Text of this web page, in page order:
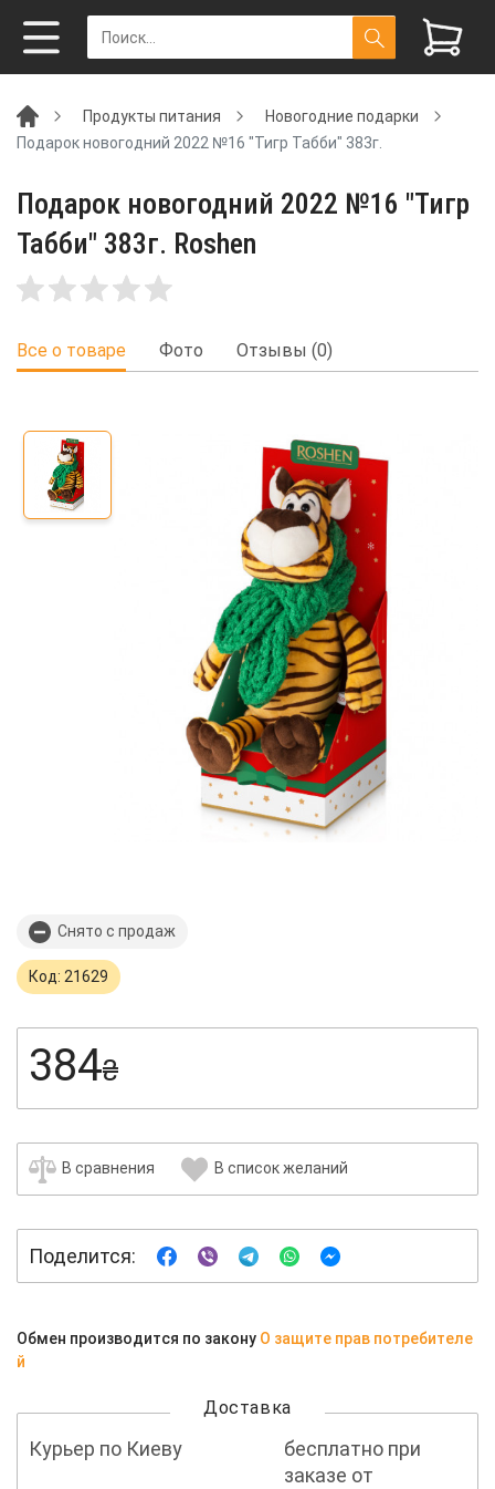
Продукты питания
Новогодние подарки
Подарок новогодний 2022 №16 "Тигр Табби" 383г.
Подарок новогодний 2022 №16 "Тигр
Табби" 383г. Roshen
Все о товаре Фото Отзывы (0)
Снято с продаж
Код: 21629
384₴
В сравнения В список желаний
Поделится:
Обмен производится по закону О защите прав потребителе
й
Доставка
Курьер по Киеву
бесплатно при
заказе от